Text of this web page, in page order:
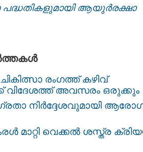
ആയുർരക്ഷാ
രംഗത്ത് കഴിവ്
വിദേശത്ത് അവസരം ഒരുക്കും
നിർദ്ദേശവുമായി
മാറ്റി വെക്കൽ ശസ്ത്ര